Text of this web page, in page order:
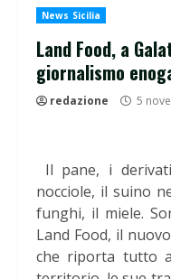
News Sicilia
Land Food, a
giornalismo
redazione 5
Il pane, i
nocciole, il suino
funghi, il miele.
Land Food, il
che riporta tutto